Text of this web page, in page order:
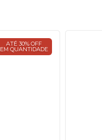
ATÉ 30% OFF
EM QUANTIDADE